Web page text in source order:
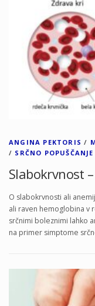
ANGINA PEKTORIS /
/ SRČNO POPUŠČANJE
Slabokrvnost
O slabokrvnosti ali
ali raven hemoglobina v
srčnimi boleznimi lahko
na primer simptome